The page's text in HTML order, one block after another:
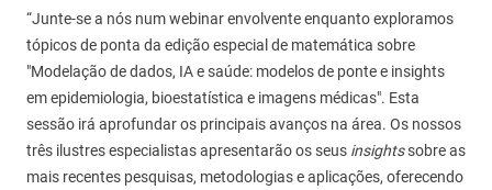
“Junte-se a nós num webinar envolvente enquanto exploramos
tópicos de ponta da edição especial de matemática sobre
"Modelação de dados, IA e saúde: modelos de ponte e insights
em epidemiologia, bioestatística e imagens médicas". Esta
sessão irá aprofundar os principais avanços na área. Os nossos
três ilustres especialistas apresentarão os seus insightssobre as
mais recentes pesquisas, metodologias e aplicações, oferecendo